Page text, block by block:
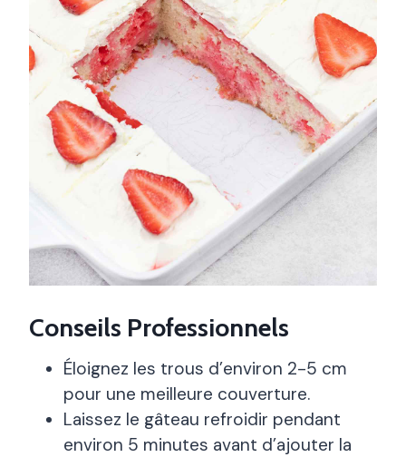
Conseils Professionnels
Éloignez les trous d’environ 2-5 cm
pour une meilleure couverture.
Laissez le gâteau refroidir pendant
environ 5 minutes avant d’ajouter la